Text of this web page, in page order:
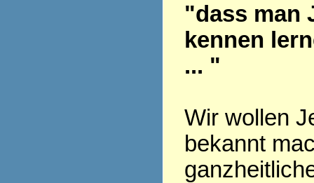
"dass man
kennen
... "
Wir wollen
bekannt